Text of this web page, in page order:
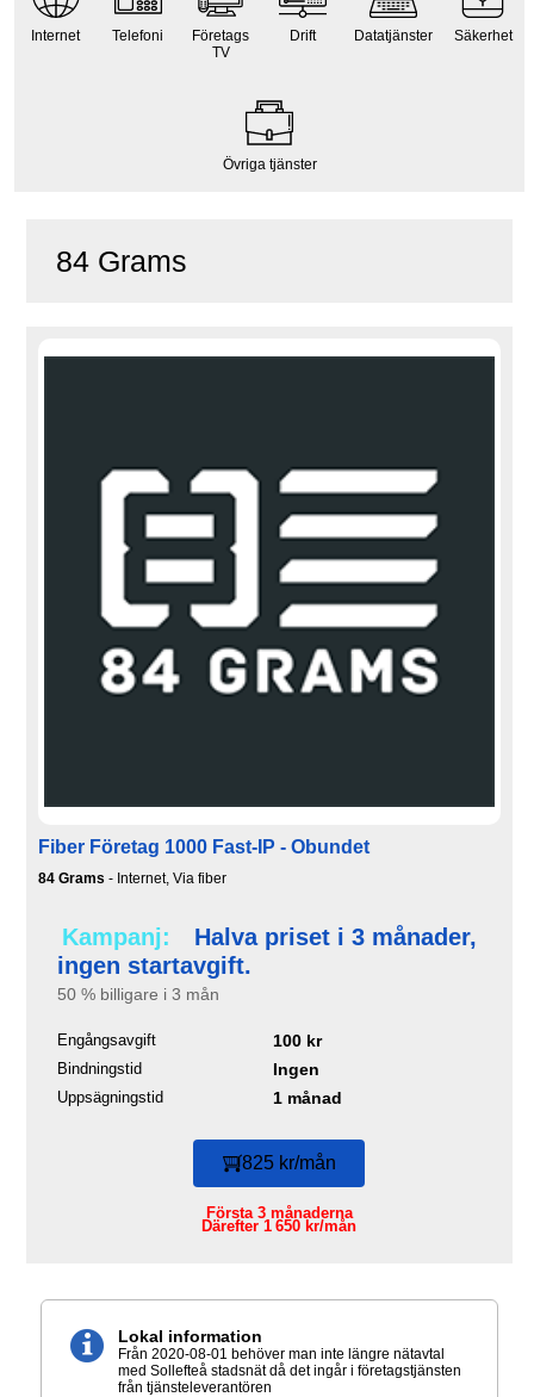
Internet Telefoni
Företags
TV
Drift Datatjänster Säkerhet
Övriga tjänster
84 Grams
Fiber Företag 1000 Fast-IP - Obundet
84 Grams - Internet, Via fiber
Kampanj:
Halva priset i 3 månader,
ingen startavgift.
50 % billigare i 3 mån
Engångsavgift 100 kr
Bindningstid Ingen
Uppsägningstid 1 månad
825 kr/mån
Första 3 månaderna
Därefter 1 650 kr/mån
Lokal information
Från 2020-08-01 behöver man inte längre nätavtal
med Sollefteå stadsnät då det ingår i företagstjänsten
från tjänsteleverantören